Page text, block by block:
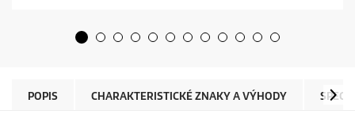
ePOPIS CHARAKTERISTICKÉ ZNAKY A VÝHODY